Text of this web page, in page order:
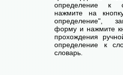
определение к
нажмите на
определение",
форму и нажмите
прохождения
определение к
словарь.